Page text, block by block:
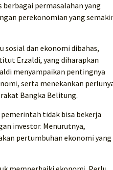
permasalahan yang
perekonomian yang
sosial dan ekonomi dibahas,
Erzaldi, yang diharapkan
menyampaikan pentingnya
serta menekankan
Bangka Belitung.
tidak bisa bekerja
investor. Menurutnya,
pertumbuhan ekonomi yang